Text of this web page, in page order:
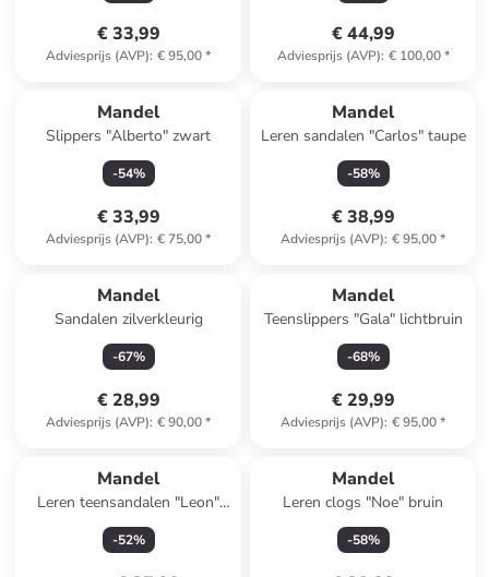
€ 33,99
Adviesprijs (AVP): € 95,00*
€ 44,99
Adviesprijs (AVP): € 100,00*
Mandel
Slippers "Alberto" zwart
-54%
€ 33,99
Adviesprijs (AVP): € 75,00*
Mandel
Leren sandalen "Carlos" taupe
-58%
€ 38,99
Adviesprijs (AVP): € 95,00*
Mandel
Sandalen zilverkleurig
-67%
€ 28,99
Adviesprijs (AVP): € 90,00*
Mandel
Teenslippers "Gala" lichtbruin
-68%
€ 29,99
Adviesprijs (AVP): € 95,00*
Mandel
Leren teensandalen "Leon"
lichtbruin
-52%
Mandel
Leren clogs "Noe" bruin
-58%